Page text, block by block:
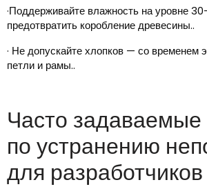
·Поддерживайте влажность на уровне
предотвратить коробление древесины..
· Не допускайте хлопков — со временем
петли и рамы..
Часто
по устранению
для разработчиков